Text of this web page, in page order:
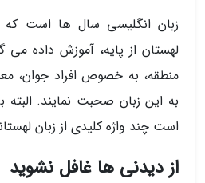
زبان انگلیسی سال ها است
لهستان از پایه، آموزش داده می
منطقه، به خصوص افراد جوان،
به این زبان صحبت نمایند. البته
است چند واژه کلیدی از زبان
از دیدنی ها غافل نشوید